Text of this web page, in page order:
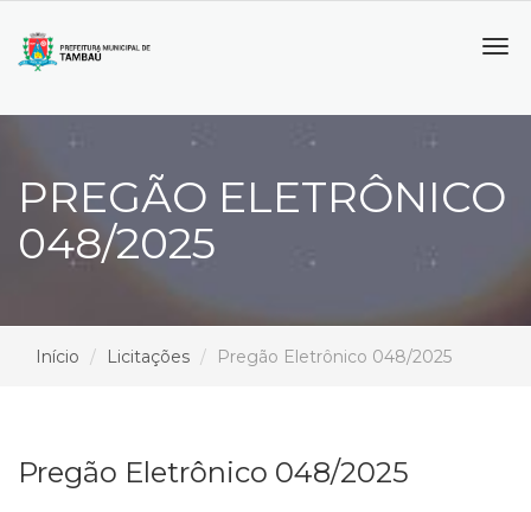
PREGÃO ELETRÔNICO
048/2025
Início Licitações Pregão Eletrônico 048/2025
Pregão Eletrônico 048/2025